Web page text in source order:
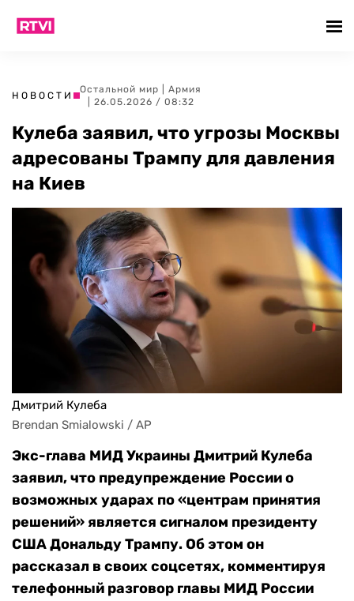
НОВОСТИ
Остальной мир
Армия
| 26.05.2026 / 08:32
Кулеба заявил, что угрозы Москвы
адресованы Трампу для давления
на Киев
Дмитрий Кулеба
Brendan Smialowski / AP
Экс-глава МИД Украины Дмитрий Кулеба
заявил, что предупреждение России о
возможных ударах по «центрам принятия
решений» является сигналом президенту
США Дональду Трампу. Об этом он
рассказал в своих соцсетях, комментируя
телефонный разговор главы МИД России